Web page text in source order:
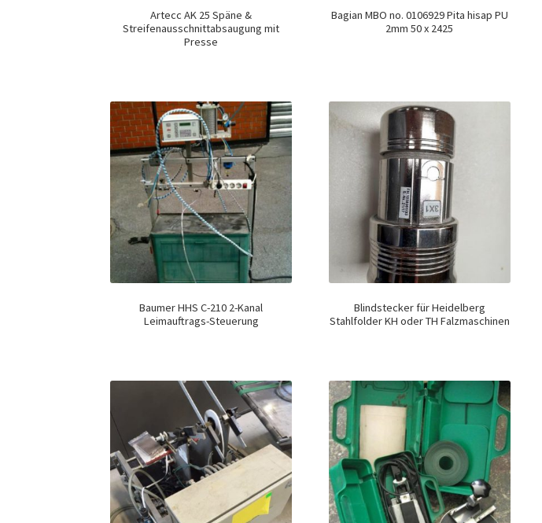
Artecc AK 25 Späne &
Streifenausschnittabsaugung mit
Presse
Bagian MBO no. 0106929 Pita hisap PU
2mm 50 x 2425
Baumer HHS C-210 2-Kanal
Leimauftrags-Steuerung
Blindstecker für Heidelberg
Stahlfolder KH oder TH Falzmaschinen